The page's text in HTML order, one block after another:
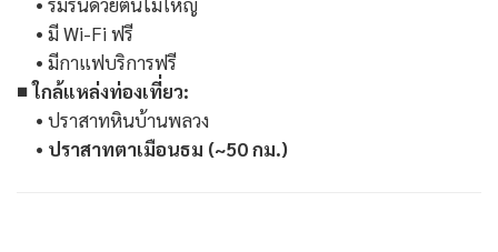
• มี Wi-Fi ฟรี
• มีกาแฟบริการฟรี
■ ใกล้แหล่งท่องเที่ยว:
• ปราสาทหินบ้านพลวง
• ปราสาทตาเมือนธม (~50 กม.)